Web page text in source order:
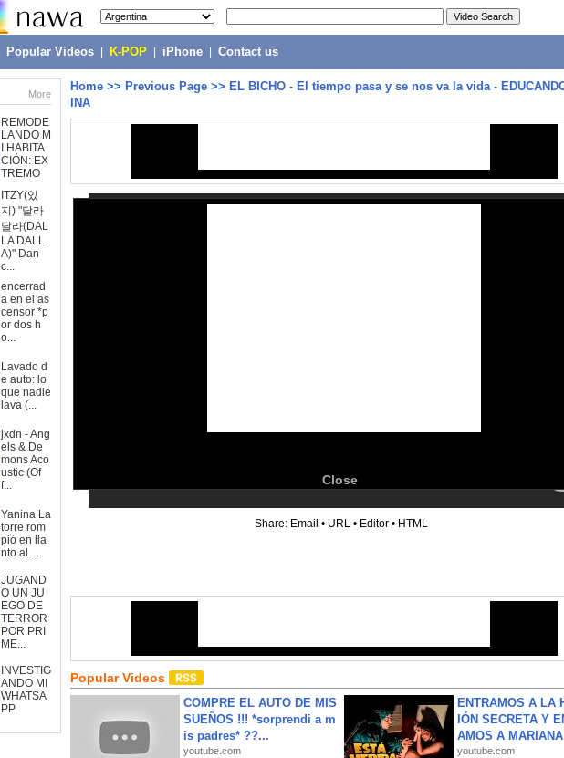
Popular Videos K-POP iPhone Contact us
More
REMODE
LANDO M
I HABITA
CIÓN: EX
TREMO
ITZY(있
지) "달라
달라(DAL
LA DALL
A)" Dan
c...
encerrad
a en el as
censor *p
or dos h
o...
Lavado d
e auto: lo
que nadie
lava (...
jxdn - Ang
els & De
mons Aco
ustic (Of
f...
Yanina La
torre rom
pió en lla
nto al ...
JUGAND
O UN JU
EGO DE
TERROR
POR PRI
ME...
INVESTIG
ANDO MI
WHATSA
PP
Home >> Previous Page >> EL BICHO - El tiempo pasa y se nos va la vida -
INA
Close
Share: Email • URL • Editor • HTML
Popular Videos
COMPRE EL AUTO DE MIS
SUEÑOS !!! *sorprendi a m
is padres* ??...
youtube.com
ENTRAMOS A LA
IÓN SECRETA Y
AMOS A
youtube.com